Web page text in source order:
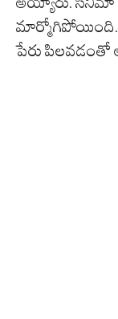
మార్మోగిపోయింది.
పేరు